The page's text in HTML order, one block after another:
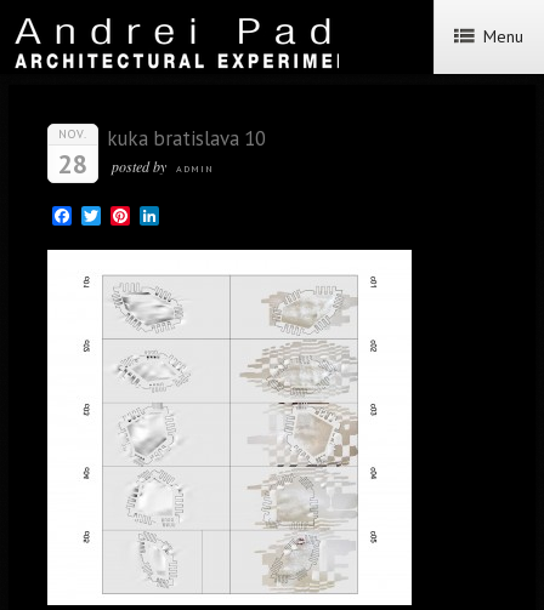
Menu
NOV.
28
kuka bratislava 10
posted by ADMIN
Facebook
TwitterPinterest
LinkedIn